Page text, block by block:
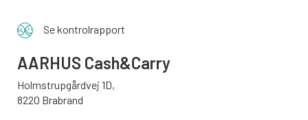
Se kontrolrapport
AARHUS Cash&Carry
Holmstrupgårdvej 1D,
8220 Brabrand